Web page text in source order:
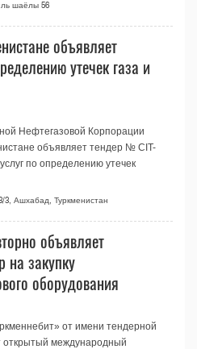
шаёлы 56
объявляет
утечек газа и
Нефтегазовой Корпорации
объявляет тендер № CIT-
по определению утечек
3, Ашхабад, Туркменистан
объявляет
на закупку
оборудования
от имени тендерной
открытый международный